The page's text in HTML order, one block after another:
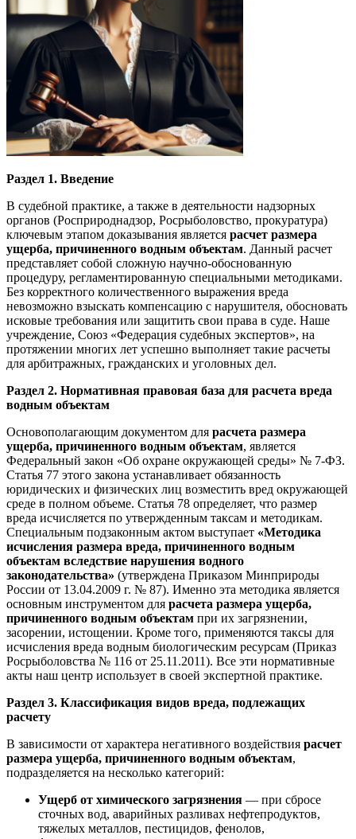
Раздел 1. Введение
В судебной практике, а также в деятельности надзорных
органов (Росприроднадзор, Росрыболовство, прокуратура)
ключевым этапом доказывания является расчет размера
ущерба, причиненного водным объектам. Данный расчет
представляет собой сложную научно-обоснованную
процедуру, регламентированную специальными методиками.
Без корректного количественного выражения вреда
невозможно взыскать компенсацию с нарушителя, обосновать
исковые требования или защитить свои права в суде. Наше
учреждение, Союз «Федерация судебных экспертов», на
протяжении многих лет успешно выполняет такие расчеты
для арбитражных, гражданских и уголовных дел.
Раздел 2. Нормативная правовая база для расчета вреда
водным объектам
Основополагающим документом для расчета размера
ущерба, причиненного водным объектам, является
Федеральный закон «Об охране окружающей среды» № 7-ФЗ.
Статья 77 этого закона устанавливает обязанность
юридических и физических лиц возместить вред окружающей
среде в полном объеме. Статья 78 определяет, что размер
вреда исчисляется по утвержденным таксам и методикам.
Специальным подзаконным актом выступает «Методика
исчисления размера вреда, причиненного водным
объектам вследствие нарушения водного
законодательства» (утверждена Приказом Минприроды
России от 13.04.2009 г. № 87). Именно эта методика является
основным инструментом для расчета размера ущерба,
причиненного водным объектам при их загрязнении,
засорении, истощении. Кроме того, применяются таксы для
исчисления вреда водным биологическим ресурсам (Приказ
Росрыболовства № 116 от 25.11.2011). Все эти нормативные
акты наш центр использует в своей экспертной практике.
Раздел 3. Классификация видов вреда, подлежащих
расчету
В зависимости от характера негативного воздействия расчет
размера ущерба, причиненного водным объектам,
подразделяется на несколько категорий:
Ущерб от химического загрязнения — при сбросе
сточных вод, аварийных разливах нефтепродуктов,
тяжелых металлов, пестицидов, фенолов,